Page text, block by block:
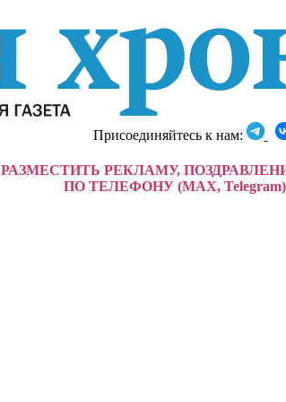
Присоединяйтесь к нам:
РАЗМЕСТИТЬ РЕКЛАМУ,
ПО ТЕЛЕФОНУ (MAX, Telegram)